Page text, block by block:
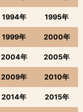
1994年 1995年
1999年 2000年
2004年 2005年
2009年 2010年
2014年 2015年